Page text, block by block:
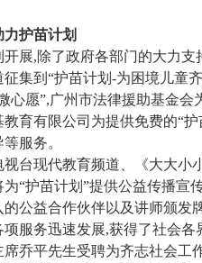
护苗计划
开展,除了政府各部门的大力
集到“护苗计划-为困境儿童
心愿”,广州市法律援助基金
教育有限公司为提供免费的“
服务。
视台现代教育频道、《大大小
“护苗计划”提供公益传播宣
公益合作伙伴以及讲师颁发
项服务迅速发展,获得了社会
乔平先生受聘为齐志社会工